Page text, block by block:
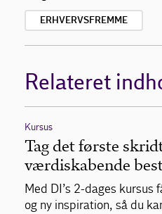
ERHVERVSFREMME
Relateret
Kursus
Tag det første
værdiskabende
Med DI’s 2-dages
og ny inspiration, så du